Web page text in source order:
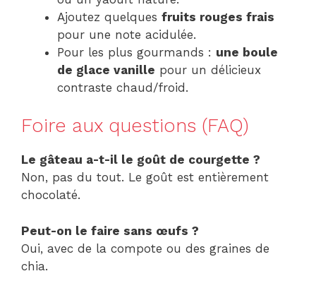
Ajoutez quelques fruits rouges frais
pour une note acidulée.
Pour les plus gourmands : une boule
de glace vanille pour un délicieux
contraste chaud/froid.
Foire aux questions (FAQ)
Le gâteau a-t-il le goût de courgette ?
Non, pas du tout. Le goût est entièrement
chocolaté.
Peut-on le faire sans œufs ?
Oui, avec de la compote ou des graines de
chia.